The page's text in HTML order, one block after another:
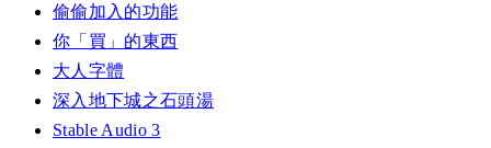
偷偷加入的功能
你「買」的東西
大人字體
深入地下城之石頭湯
Stable Audio 3